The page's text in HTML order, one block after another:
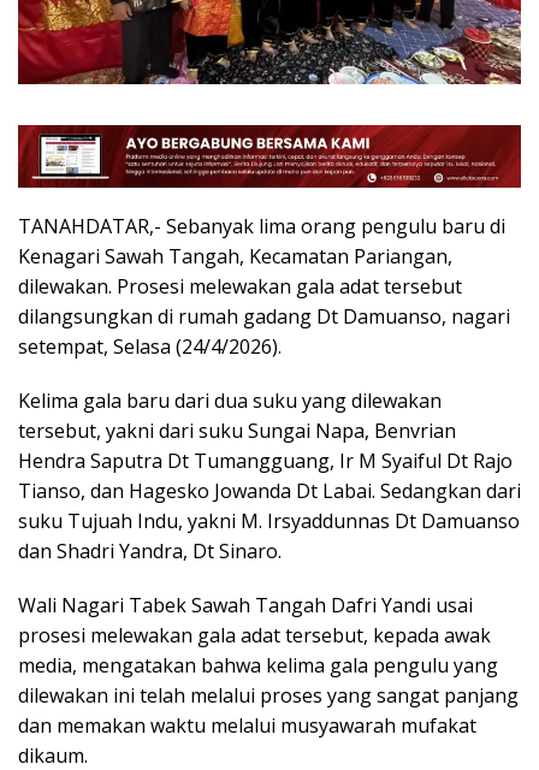
TANAHDATAR,- Sebanyak lima orang pengulu baru di
Kenagari Sawah Tangah, Kecamatan Pariangan,
dilewakan. Prosesi melewakan gala adat tersebut
dilangsungkan di rumah gadang Dt Damuanso, nagari
setempat, Selasa (24/4/2026).
Kelima gala baru dari dua suku yang dilewakan
tersebut, yakni dari suku Sungai Napa, Benvrian
Hendra Saputra Dt Tumangguang, Ir M Syaiful Dt Rajo
Tianso, dan Hagesko Jowanda Dt Labai. Sedangkan dari
suku Tujuah Indu, yakni M. Irsyaddunnas Dt Damuanso
dan Shadri Yandra, Dt Sinaro.
Wali Nagari Tabek Sawah Tangah Dafri Yandi usai
prosesi melewakan gala adat tersebut, kepada awak
media, mengatakan bahwa kelima gala pengulu yang
dilewakan ini telah melalui proses yang sangat panjang
dan memakan waktu melalui musyawarah mufakat
dikaum.